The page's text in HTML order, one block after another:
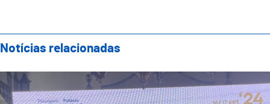
Notícias relacionadas
Guimarães Representada no IX Encontro Ibérico de